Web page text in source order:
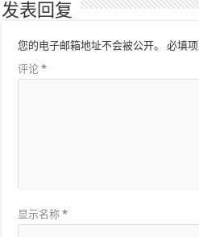
发表回复
您的电子邮箱地址不会被公开。 必填
评论*
显示名称*